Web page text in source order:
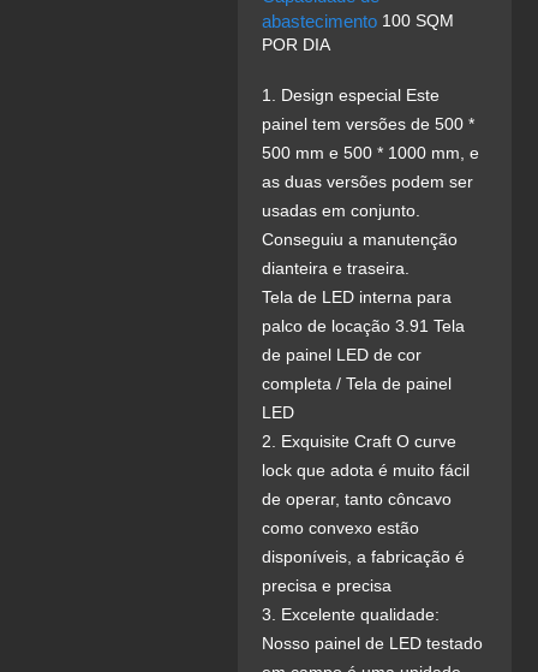
abastecimento 100 SQM
POR DIA
1. Design especial Este
painel tem versões de 500 *
500 mm e 500 * 1000 mm, e
as duas versões podem ser
usadas em conjunto.
Conseguiu a manutenção
dianteira e traseira.
Tela de LED interna para
palco de locação 3.91 Tela
de painel LED de cor
completa / Tela de painel
LED
2. Exquisite Craft O curve
lock que adota é muito fácil
de operar, tanto côncavo
como convexo estão
disponíveis, a fabricação é
precisa e precisa
3. Excelente qualidade:
Nosso painel de LED testado